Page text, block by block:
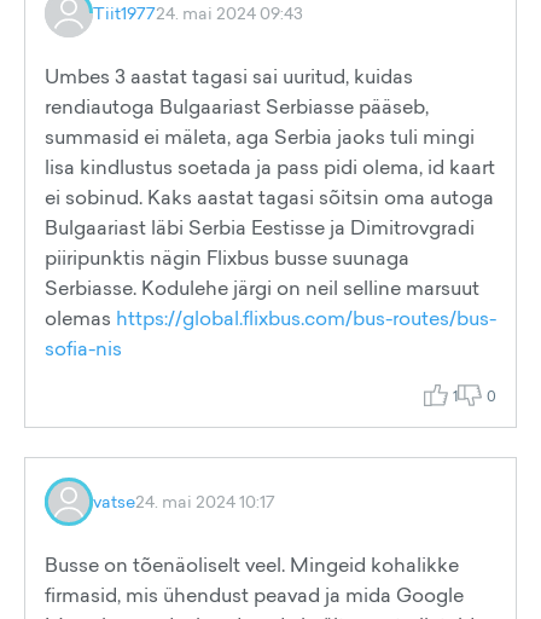
Tiit197724. mai 2024 09:43
Umbes 3 aastat tagasi sai uuritud, kuidas
rendiautoga Bulgaariast Serbiasse pääseb,
summasid ei mäleta, aga Serbia jaoks tuli mingi
lisa kindlustus soetada ja pass pidi olema, id kaart
ei sobinud. Kaks aastat tagasi sõitsin oma autoga
Bulgaariast läbi Serbia Eestisse ja Dimitrovgradi
piiripunktis nägin Flixbus busse suunaga
Serbiasse. Kodulehe järgi on neil selline marsuut
olemas https://global.flixbus.com/bus-routes/bus-
sofia-nis
1 0
vatse24. mai 2024 10:17
Busse on tõenäoliselt veel. Mingeid kohalikke
firmasid, mis ühendust peavad ja mida Google